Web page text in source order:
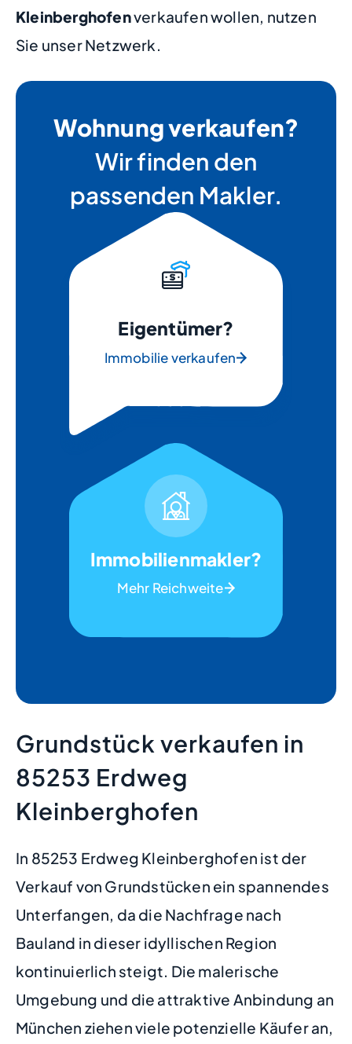
Kleinberghofenverkaufen wollen, nutzen
Sie unser Netzwerk.
Wohnung verkaufen?
Wir finden den
passenden Makler.
Eigentümer?
Immobilie verkaufen
Immobilienmakler?
Mehr Reichweite
Grundstück verkaufen in
85253 Erdweg
Kleinberghofen
In 85253 Erdweg Kleinberghofen ist der
Verkauf von Grundstücken ein spannendes
Unterfangen, da die Nachfrage nach
Bauland in dieser idyllischen Region
kontinuierlich steigt. Die malerische
Umgebung und die attraktive Anbindung an
München ziehen viele potenzielle Käufer an,